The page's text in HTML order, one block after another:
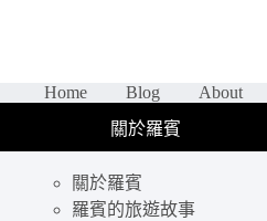
爬
山
眺
Home Blog
About
關於羅賓
關於羅賓
羅賓的旅遊故事